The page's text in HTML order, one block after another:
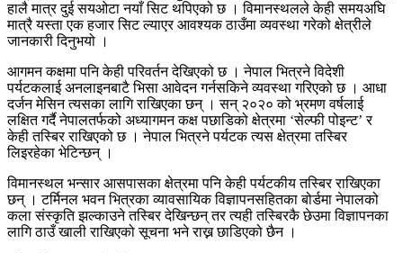
हालै मात्र दुई सयओटा नयाँ सिट थपिएको छ । विमानस्थलले केही समयअघि
मात्रै यस्ता एक हजार सिट ल्याएर आवश्यक ठाउँमा व्यवस्था गरेको क्षेत्रीले
जानकारी दिनुभयो ।
आगमन कक्षमा पनि केही परिवर्तन देखिएको छ । नेपाल भित्रने विदेशी
पर्यटकलाई अनलाइनबाटै भिसा आवेदन गर्नसकिने व्यवस्था गरिएको छ । आधा
दर्जन मेसिन त्यसका लागि राखिएका छन् । सन् २०२० को भ्रमण वर्षलाई
लक्षित गर्दै नेपालतर्फको अध्यागमन कक्ष पछाडिको क्षेत्रमा ‘सेल्फी पोइन्ट’ र
केही तस्बिर राखिएको छ । नेपाल भित्रने पर्यटक त्यस क्षेत्रमा तस्बिर
लिइरहेका भेटिन्छन् ।
विमानस्थल भन्सार आसपासका क्षेत्रमा पनि केही पर्यटकीय तस्बिर राखिएका
छन् । टर्मिनल भवन भित्रका व्यावसायिक विज्ञापनसहितका बोर्डमा नेपालको
कला संस्कृति झल्काउने तस्बिर देखिन्छन् तर त्यही तस्बिरकै छेउमा विज्ञापनका
लागि ठाउँ खाली राखिएको सूचना भने राख्न छाडिएको छैन ।